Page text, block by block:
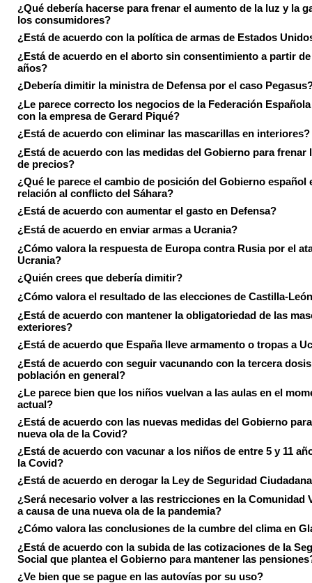
¿Qué debería hacerse para frenar el aumento de la luz y la
los consumidores?
¿Está de acuerdo con la política de armas de Estados
¿Está de acuerdo en el aborto sin consentimiento a partir
años?
¿Debería dimitir la ministra de Defensa por el caso
¿Le parece correcto los negocios de la Federación
con la empresa de Gerard Piqué?
¿Está de acuerdo con eliminar las mascarillas en interiores?
¿Está de acuerdo con las medidas del Gobierno para frenar
de precios?
¿Qué le parece el cambio de posición del Gobierno español
relación al conflicto del Sáhara?
¿Está de acuerdo con aumentar el gasto en Defensa?
¿Está de acuerdo en enviar armas a Ucrania?
¿Cómo valora la respuesta de Europa contra Rusia por el
Ucrania?
¿Quién crees que debería dimitir?
¿Cómo valora el resultado de las elecciones de Castilla-
¿Está de acuerdo con mantener la obligatoriedad de las
exteriores?
¿Está de acuerdo que España lleve armamento o tropas a
¿Está de acuerdo con seguir vacunando con la tercera
población en general?
¿Le parece bien que los niños vuelvan a las aulas en el
actual?
¿Está de acuerdo con las nuevas medidas del Gobierno
nueva ola de la Covid?
¿Está de acuerdo con vacunar a los niños de entre 5 y 11
la Covid?
¿Está de acuerdo en derogar la Ley de Seguridad
¿Será necesario volver a las restricciones en la Comunidad
a causa de una nueva ola de la pandemia?
¿Cómo valora las conclusiones de la cumbre del clima en
¿Está de acuerdo con la subida de las cotizaciones de la
Social que plantea el Gobierno para mantener las
¿Ve bien que se pague en las autovías por su uso?